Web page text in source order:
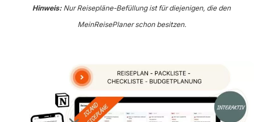
Hinweis:Nur Reisepläne-Befüllung ist für diejenigen, die den
MeinReisePlaner schon besitzen.